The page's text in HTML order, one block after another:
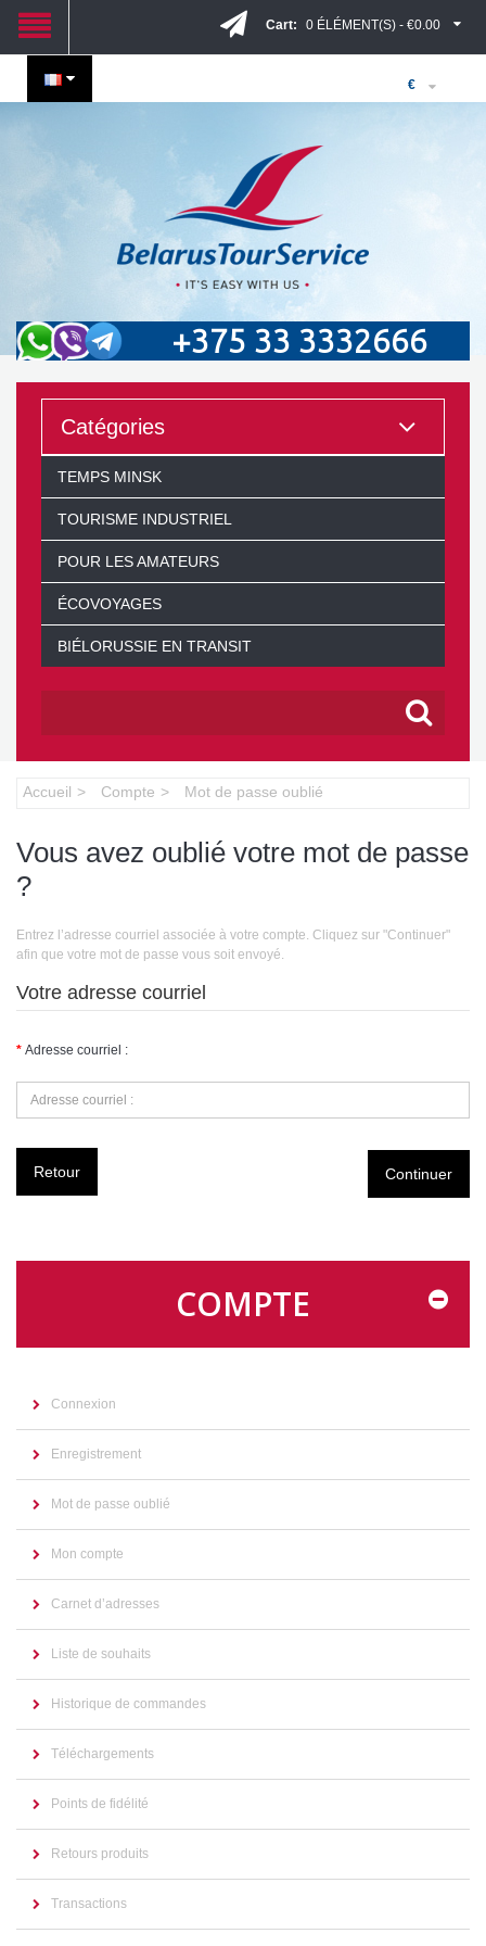
€
Cart: 0 ÉLÉMENT(S) - €0.00
+375 33 3332666
Catégories
TEMPS MINSK
TOURISME INDUSTRIEL
POUR LES AMATEURS
ÉCOVOYAGES
BIÉLORUSSIE EN TRANSIT
Accueil Compte Mot de passe oublié
Vous avez oublié votre mot de passe
?
Entrez l’adresse courriel associée à votre compte. Cliquez sur "Continuer"
afin que votre mot de passe vous soit envoyé.
Votre adresse courriel
Adresse courriel :
Retour
COMPTE
Connexion
Enregistrement
Mot de passe oublié
Mon compte
Carnet d’adresses
Liste de souhaits
Historique de commandes
Téléchargements
Points de fidélité
Retours produits
Transactions